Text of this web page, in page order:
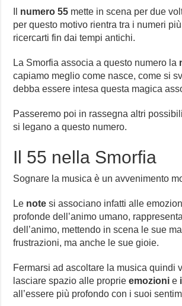
numero 55 mette in scena per due
per questo motivo rientra tra i numeri
ricercarti fin dai tempi antichi.
La Smorfia associa a questo numero la
capiamo meglio come nasce, come si
debba essere intesa questa magica
Passeremo poi in rassegna altri
si legano a questo numero.
Il 55 nella Smorfia
Sognare la musica è un avvenimento
Le note si associano infatti alle
profonde dell’animo umano,
dell’animo, mettendo in scena le sue
frustrazioni, ma anche le sue gioie.
Fermarsi ad ascoltare la musica quindi
lasciare spazio alle proprieemozioni e
all’essere più profondo con i suoi